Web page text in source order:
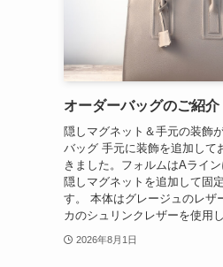
オーダーバッグのご紹介
隠しマグネット＆手元の装飾
バッグ 手元に装飾を追加して
きました。フォルムはAライ
隠しマグネットを追加して固
す。 本体はグレージュのレザ
カのシュリンクレザーを使用
2026年8月1日